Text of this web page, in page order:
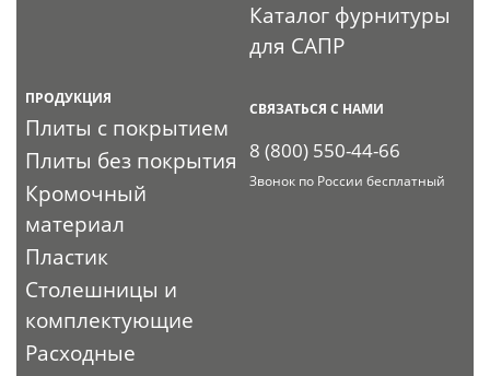
Каталог фурнитуры
для САПР
ПРОДУКЦИЯ
Плиты с покрытием
Плиты без покрытия
Кромочный
материал
Пластик
Столешницы и
комплектующие
Расходные
СВЯЗАТЬСЯ С НАМИ
8 (800) 550-44-66
Звонок по России бесплатный